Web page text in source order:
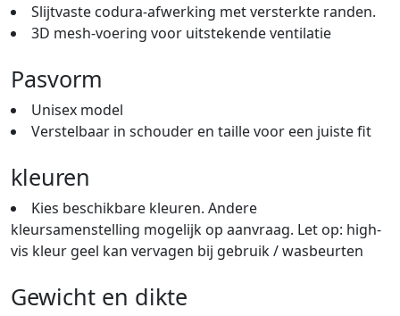
Slijtvaste codura-afwerking met versterkte randen.
3D mesh-voering voor uitstekende ventilatie
Pasvorm
Unisex model
Verstelbaar in schouder en taille voor een juiste fit
kleuren
Kies beschikbare kleuren. Andere
kleursamenstelling mogelijk op aanvraag. Let op: high-
vis kleur geel kan vervagen bij gebruik / wasbeurten
Gewicht en dikte